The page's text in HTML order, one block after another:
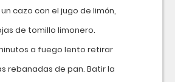
cazo con el jugo de limón,
de tomillo limonero.
a fuego lento retirar
rebanadas de pan. Batir la